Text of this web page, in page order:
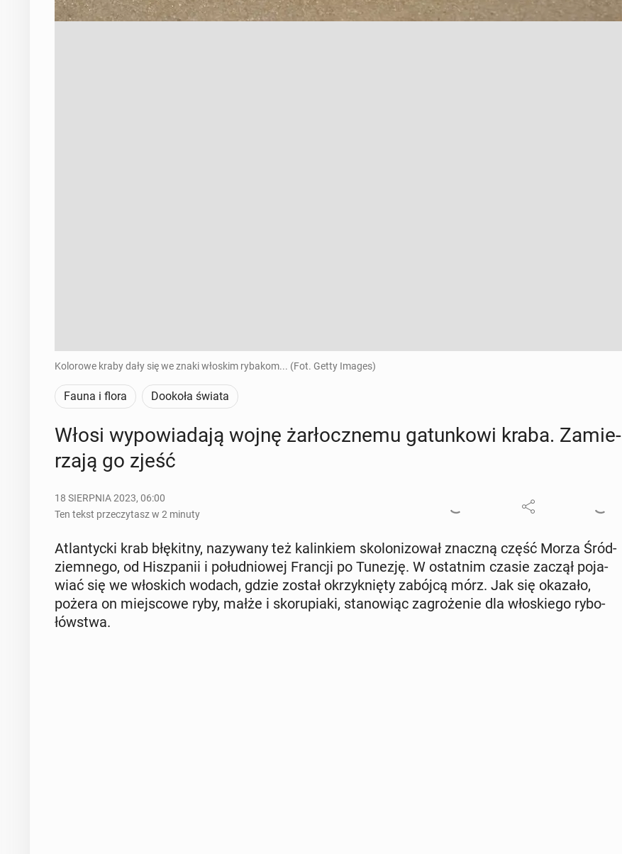
Kolorowe kraby dały się we znaki włoskim rybakom... (Fot. Getty Images)
Fauna i flora Dookoła świata
Włosi wy­po­wia­da­ją wojnę żar­łocz­ne­mu ga­tun­ko­wi kraba. Za­mie­
rza­ją go zjeść
18 SIERPNIA 2023, 06:00
Ten tekst przeczytasz w 2 minuty
Atlan­tyc­ki krab błę­kit­ny, na­zy­wa­ny też ka­lin­kiem sko­lo­ni­zo­wał znaczną część Morza Śród­
ziem­ne­go, od Hisz­pa­nii i po­łu­dnio­wej Francji po Tunezję. W ostat­nim czasie zaczął po­ja­
wiać się we wło­skich wodach, gdzie został okrzyk­nię­ty zabójcą mórz. Jak się okazało,
pożera on miej­sco­we ryby, małże i sko­ru­pia­ki, sta­no­wiąc za­gro­że­nie dla wło­skie­go ry­bo­
łów­stwa.